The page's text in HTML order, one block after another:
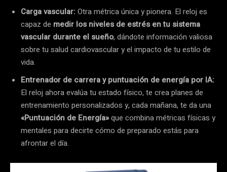
Carga vascular:Otra métrica única y pionera. El reloj es
capaz de medir los niveles de estrés en tu sistema
vascular durante el sueño, dándote información valiosa
sobre tu salud cardiovascular y el impacto de tu estilo de
vida.
Entrenador de carrera y puntuación de energía por IA:
El reloj ahora evalúa tu estado físico, te crea planes de
entrenamiento personalizados y, cada mañana, te da una
«Puntuación de Energía»que combina métricas físicas y
mentales para decirte cómo de preparado estás para
afrontar el día.